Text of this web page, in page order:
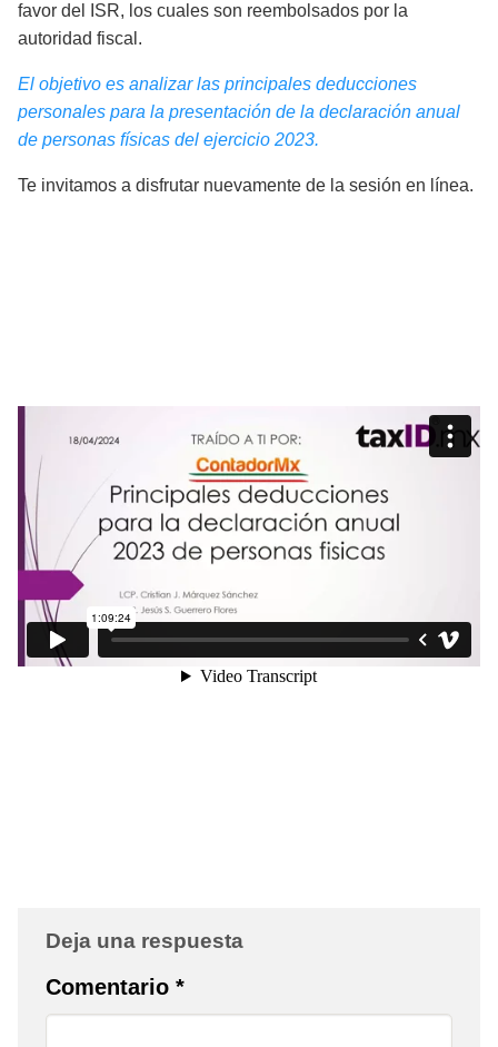
favor del ISR, los cuales son reembolsados por la
autoridad fiscal.
El objetivo es analizar las principales deducciones
personales para la presentación de la declaración anual
de personas físicas del ejercicio 2023.
Te invitamos a disfrutar nuevamente de la sesión en línea.
Deja una respuesta
Comentario *